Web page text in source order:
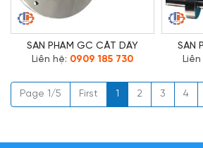
SẢN PHẨM GC CẮT DÂY
Liên hệ: 0909 185 730
SẢN
Liên
Page 1/5 First 1 2 3 4